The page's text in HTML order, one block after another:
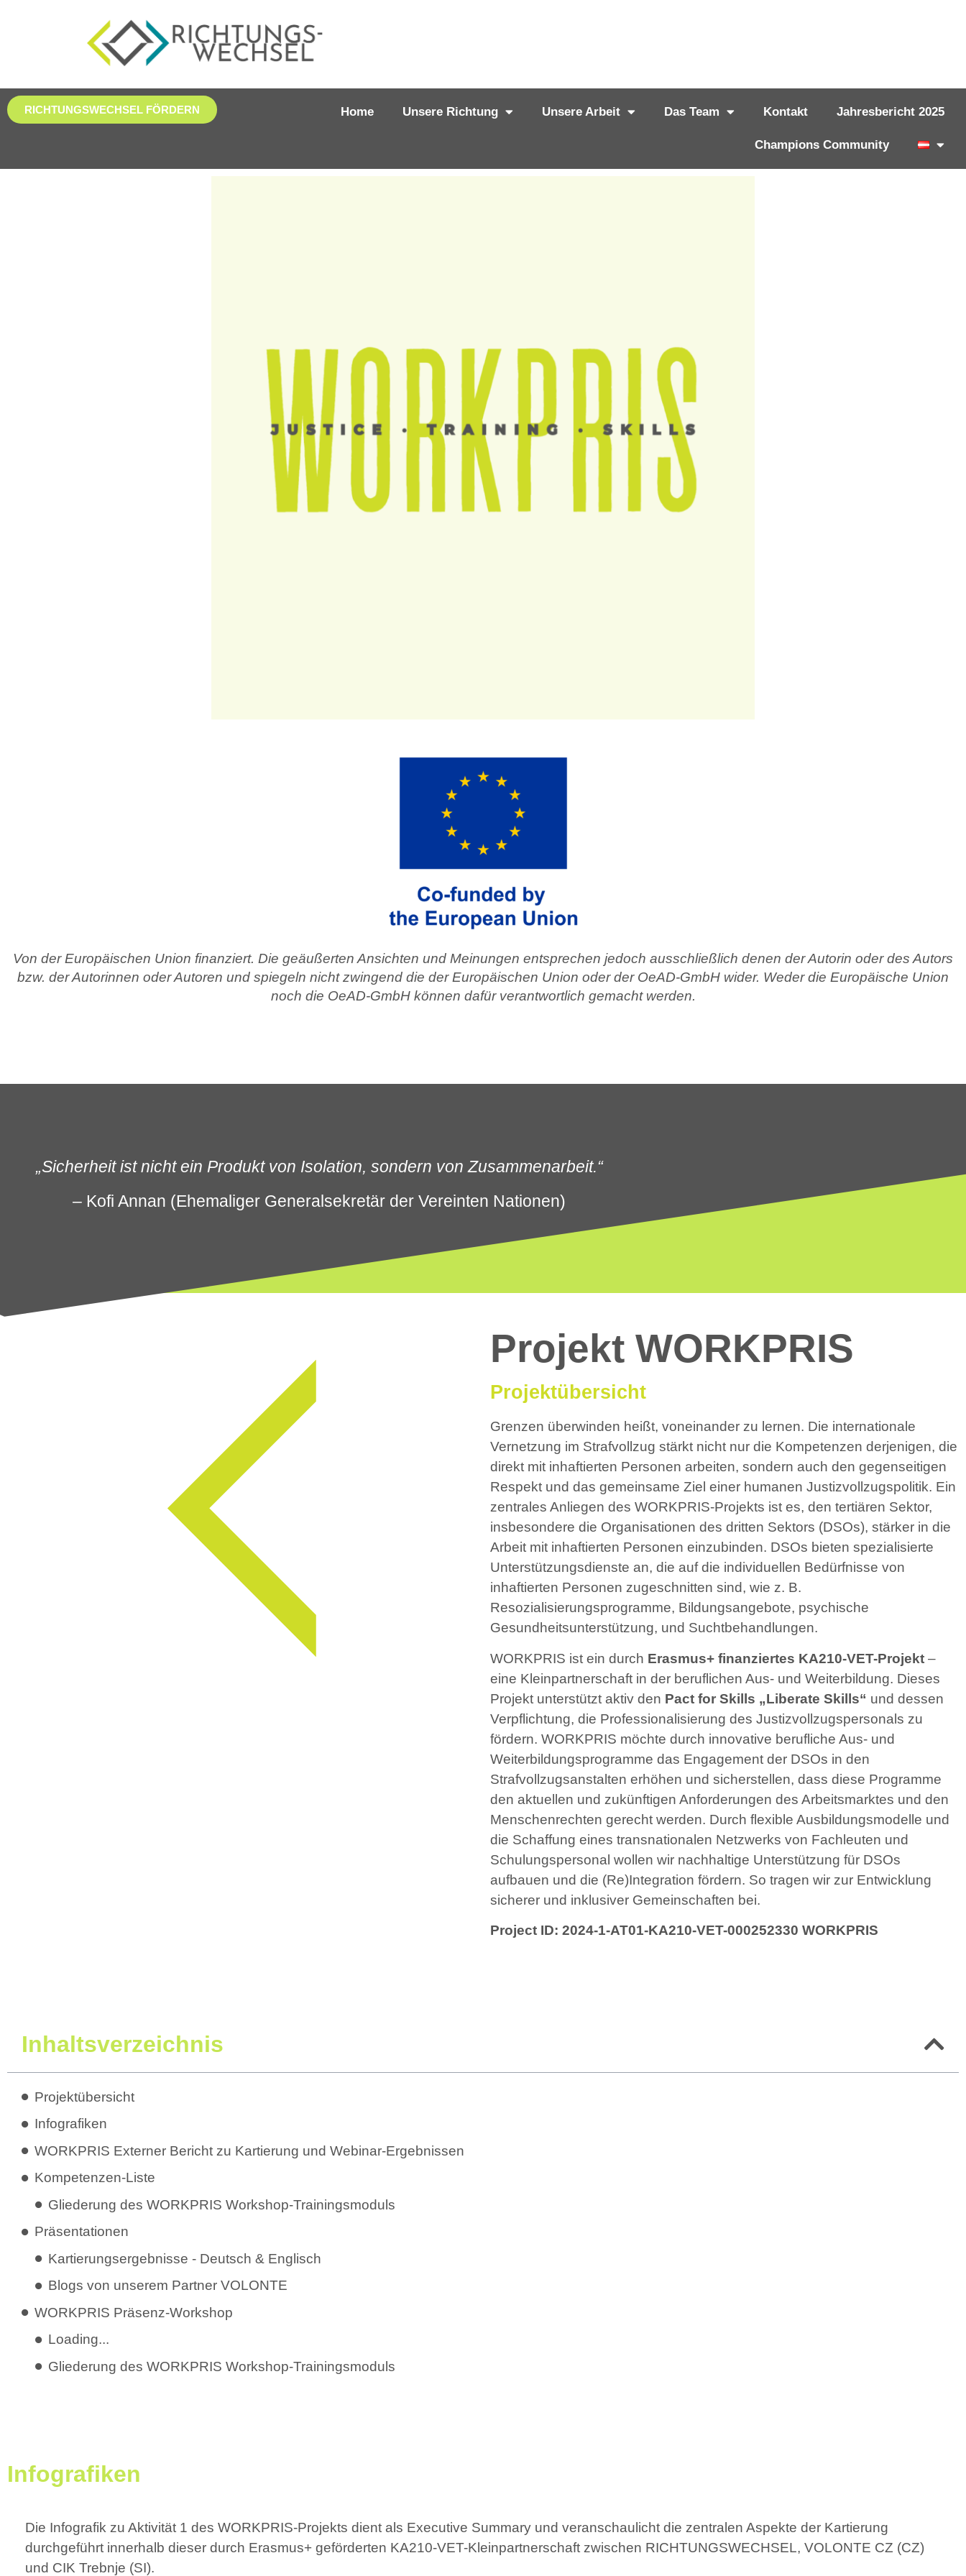
RICHTUNGSWECHSEL FÖRDERN Home Unsere Richtung Unsere Arbeit Das Team Kontakt Jahresbericht 2025
Champions Community
Von der Europäischen Union finanziert. Die geäußerten Ansichten und Meinungen entsprechen jedoch ausschließlich denen der Autorin oder des Autors
bzw. der Autorinnen oder Autoren und spiegeln nicht zwingend die der Europäischen Union oder der OeAD-GmbH wider. Weder die Europäische Union
noch die OeAD-GmbH können dafür verantwortlich gemacht werden.
„Sicherheit ist nicht ein Produkt von Isolation, sondern von Zusammenarbeit.“
– Kofi Annan (Ehemaliger Generalsekretär der Vereinten Nationen)
Projekt WORKPRIS
Projektübersicht
Grenzen überwinden heißt, voneinander zu lernen. Die internationale
Vernetzung im Strafvollzug stärkt nicht nur die Kompetenzen derjenigen, die
direkt mit inhaftierten Personen arbeiten, sondern auch den gegenseitigen
Respekt und das gemeinsame Ziel einer humanen Justizvollzugspolitik. Ein
zentrales Anliegen des WORKPRIS-Projekts ist es, den tertiären Sektor,
insbesondere die Organisationen des dritten Sektors (DSOs), stärker in die
Arbeit mit inhaftierten Personen einzubinden. DSOs bieten spezialisierte
Unterstützungsdienste an, die auf die individuellen Bedürfnisse von
inhaftierten Personen zugeschnitten sind, wie z. B.
Resozialisierungsprogramme, Bildungsangebote, psychische
Gesundheitsunterstützung, und Suchtbehandlungen.
WORKPRIS ist ein durch Erasmus+ finanziertes KA210-VET-Projekt –
eine Kleinpartnerschaft in der beruflichen Aus- und Weiterbildung. Dieses
Projekt unterstützt aktiv den Pact for Skills „Liberate Skills“ und dessen
Verpflichtung, die Professionalisierung des Justizvollzugspersonals zu
fördern. WORKPRIS möchte durch innovative berufliche Aus- und
Weiterbildungsprogramme das Engagement der DSOs in den
Strafvollzugsanstalten erhöhen und sicherstellen, dass diese Programme
den aktuellen und zukünftigen Anforderungen des Arbeitsmarktes und den
Menschenrechten gerecht werden. Durch flexible Ausbildungsmodelle und
die Schaffung eines transnationalen Netzwerks von Fachleuten und
Schulungspersonal wollen wir nachhaltige Unterstützung für DSOs
aufbauen und die (Re)Integration fördern. So tragen wir zur Entwicklung
sicherer und inklusiver Gemeinschaften bei.
Project ID: 2024-1-AT01-KA210-VET-000252330 WORKPRIS
Inhaltsverzeichnis
Projektübersicht
Infografiken
WORKPRIS Externer Bericht zu Kartierung und Webinar-Ergebnissen
Kompetenzen-Liste
Gliederung des WORKPRIS Workshop-Trainingsmoduls
Präsentationen
Kartierungsergebnisse - Deutsch & Englisch
Blogs von unserem Partner VOLONTE
WORKPRIS Präsenz-Workshop
Loading...
Gliederung des WORKPRIS Workshop-Trainingsmoduls
Infografiken
Die Infografik zu Aktivität 1 des WORKPRIS-Projekts dient als Executive Summary und veranschaulicht die zentralen Aspekte der Kartierung
durchgeführt innerhalb dieser durch Erasmus+ geförderten KA210-VET-Kleinpartnerschaft zwischen RICHTUNGSWECHSEL, VOLONTE CZ (CZ)
und CIK Trebnje (SI).